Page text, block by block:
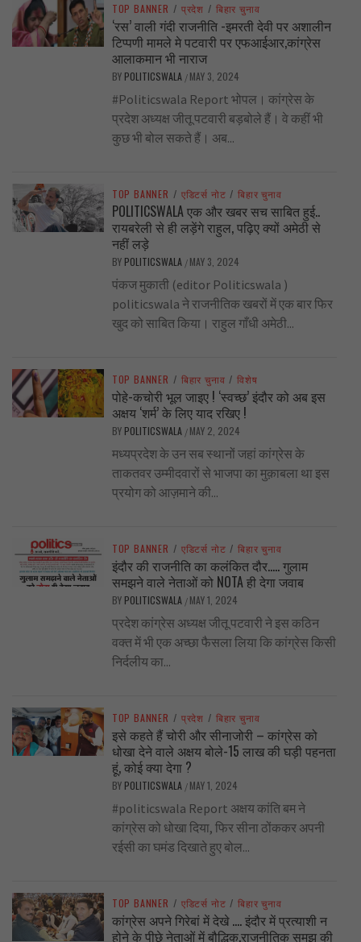
TOP BANNER / प्रदेश / बिहार चुनाव
‘रस’ वाली गंदी राजनीति -इमरती देवी पर अशालीन
टिप्पणी मामले मे पटवारी पर एफआईआर,कांग्रेस
आलाकमान भी नाराज
BY POLITICSWALA / MAY 3, 2024
#Politicswala Report भोपल। कांग्रेस के
प्रदेश अध्यक्ष जीतू पटवारी बड़बोले हैं। वे कहीं भी
कुछ भी बोल सकते हैं। अब...
TOP BANNER / एडिटर्स नोट / बिहार चुनाव
POLITICSWALA एक और खबर सच साबित हुई..
रायबरेली से ही लड़ेंगे राहुल, पढ़िए क्यों अमेठी से
नहीं लड़े
BY POLITICSWALA / MAY 3, 2024
पंकज मुकाती (editor Politicswala )
politicswala ने राजनीतिक खबरों में एक बार फिर
खुद को साबित किया। राहुल गाँधी अमेठी...
TOP BANNER / बिहार चुनाव / विशेष
पोहे-कचोरी भूल जाइए ! ‘स्वच्छ’ इंदौर को अब इस
अक्षय ‘शर्म’ के लिए याद रखिए !
BY POLITICSWALA / MAY 2, 2024
मध्यप्रदेश के उन सब स्थानों जहां कांग्रेस के
ताकतवर उम्मीदवारों से भाजपा का मुक़ाबला था इस
प्रयोग को आज़माने की...
TOP BANNER / एडिटर्स नोट / बिहार चुनाव
इंदौर की राजनीति का कलंकित दौर….. गुलाम
समझने वाले नेताओं को NOTA ही देगा जवाब
BY POLITICSWALA / MAY 1, 2024
प्रदेश कांग्रेस अध्यक्ष जीतू पटवारी ने इस कठिन
वक्त में भी एक अच्छा फैसला लिया कि कांग्रेस किसी
निर्दलीय का...
TOP BANNER / प्रदेश / बिहार चुनाव
इसे कहते हैं चोरी और सीनाजोरी – कांग्रेस को
धोखा देने वाले अक्षय बोले-15 लाख की घड़ी पहनता
हूं, कोई क्या देगा ?
BY POLITICSWALA / MAY 1, 2024
#politicswala Report अक्षय कांति बम ने
कांग्रेस को धोखा दिया, फिर सीना ठोंककर अपनी
रईसी का घमंड दिखाते हुए बोल...
TOP BANNER / एडिटर्स नोट / बिहार चुनाव
कांग्रेस अपने गिरेबां में देखे …. इंदौर में प्रत्याशी न
होने के पीछे नेताओं में बौद्धिक,राजनीतिक समझ की